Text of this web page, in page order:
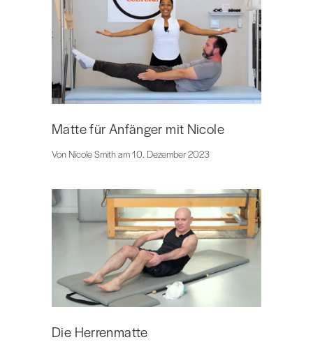
Matte für Anfänger mit Nicole
Von Nicole Smith am 10. Dezember 2023
Die Herrenmatte